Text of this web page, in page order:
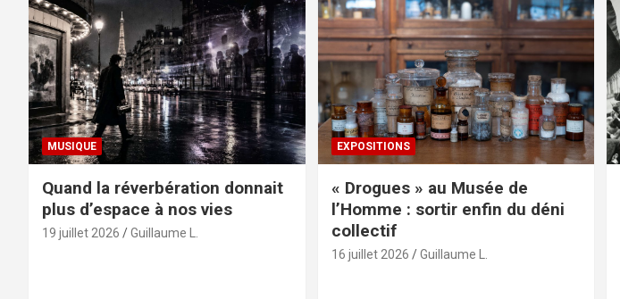
MUSIQUE
Quand la réverbération donnait
plus d’espace à nos vies
19 juillet 2026 Guillaume L.
EXPOSITIONS
« Drogues » au Musée de
l’Homme : sortir enfin du déni
collectif
16 juillet 2026 Guillaume L.